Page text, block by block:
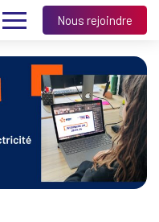
Nous rejoindre